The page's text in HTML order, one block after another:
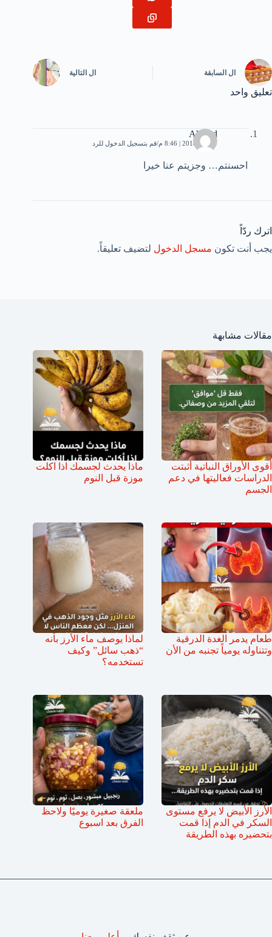
ال السابقة ال التالية
تعليق واحد
Ahmed
1 يناير، 2018 | 8:46 م قم بتسجيل الدخول للرد
احسنتم… وجزيتم عنا خيرا
اترك ردّاً
يجب أنت تكون مسجل الدخول لتضيف تعليقاً.
مقالات مشابهة
أقوى الأوراق النباتية أثبتت
الدراسات فعاليتها في دعم
الجسم
ماذا يحدث لجسمك اذا اكلت
موزة قبل النوم
طعام يدمر الغدة الدرقية
وتتناوله يومياً تجنبه من الأن
لماذا يوصف ماء الأرز بأنه
“ذهب سائل” وكيف
تستخدمه؟
الأرز الأبيض لا يرفع مستوى
السكر في الدم إذا قمت
بتحضيره بهذه الطريقة
ملعقة صغيرة يوميًا ولاحظ
الفرق بعد اسبوع